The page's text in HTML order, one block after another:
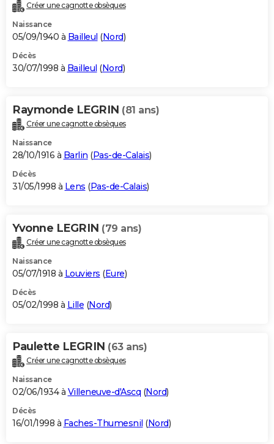
Créer une cagnotte obsèques
Naissance
05/09/1940 à Bailleul (Nord)
Décès
30/07/1998 à Bailleul (Nord)
Raymonde LEGRIN (81 ans)
Créer une cagnotte obsèques
Naissance
28/10/1916 à Barlin (Pas-de-Calais)
Décès
31/05/1998 à Lens (Pas-de-Calais)
Yvonne LEGRIN (79 ans)
Créer une cagnotte obsèques
Naissance
05/07/1918 à Louviers (Eure)
Décès
05/02/1998 à Lille (Nord)
Paulette LEGRIN (63 ans)
Créer une cagnotte obsèques
Naissance
02/06/1934 à Villeneuve-d'Ascq (Nord)
Décès
16/01/1998 à Faches-Thumesnil (Nord)